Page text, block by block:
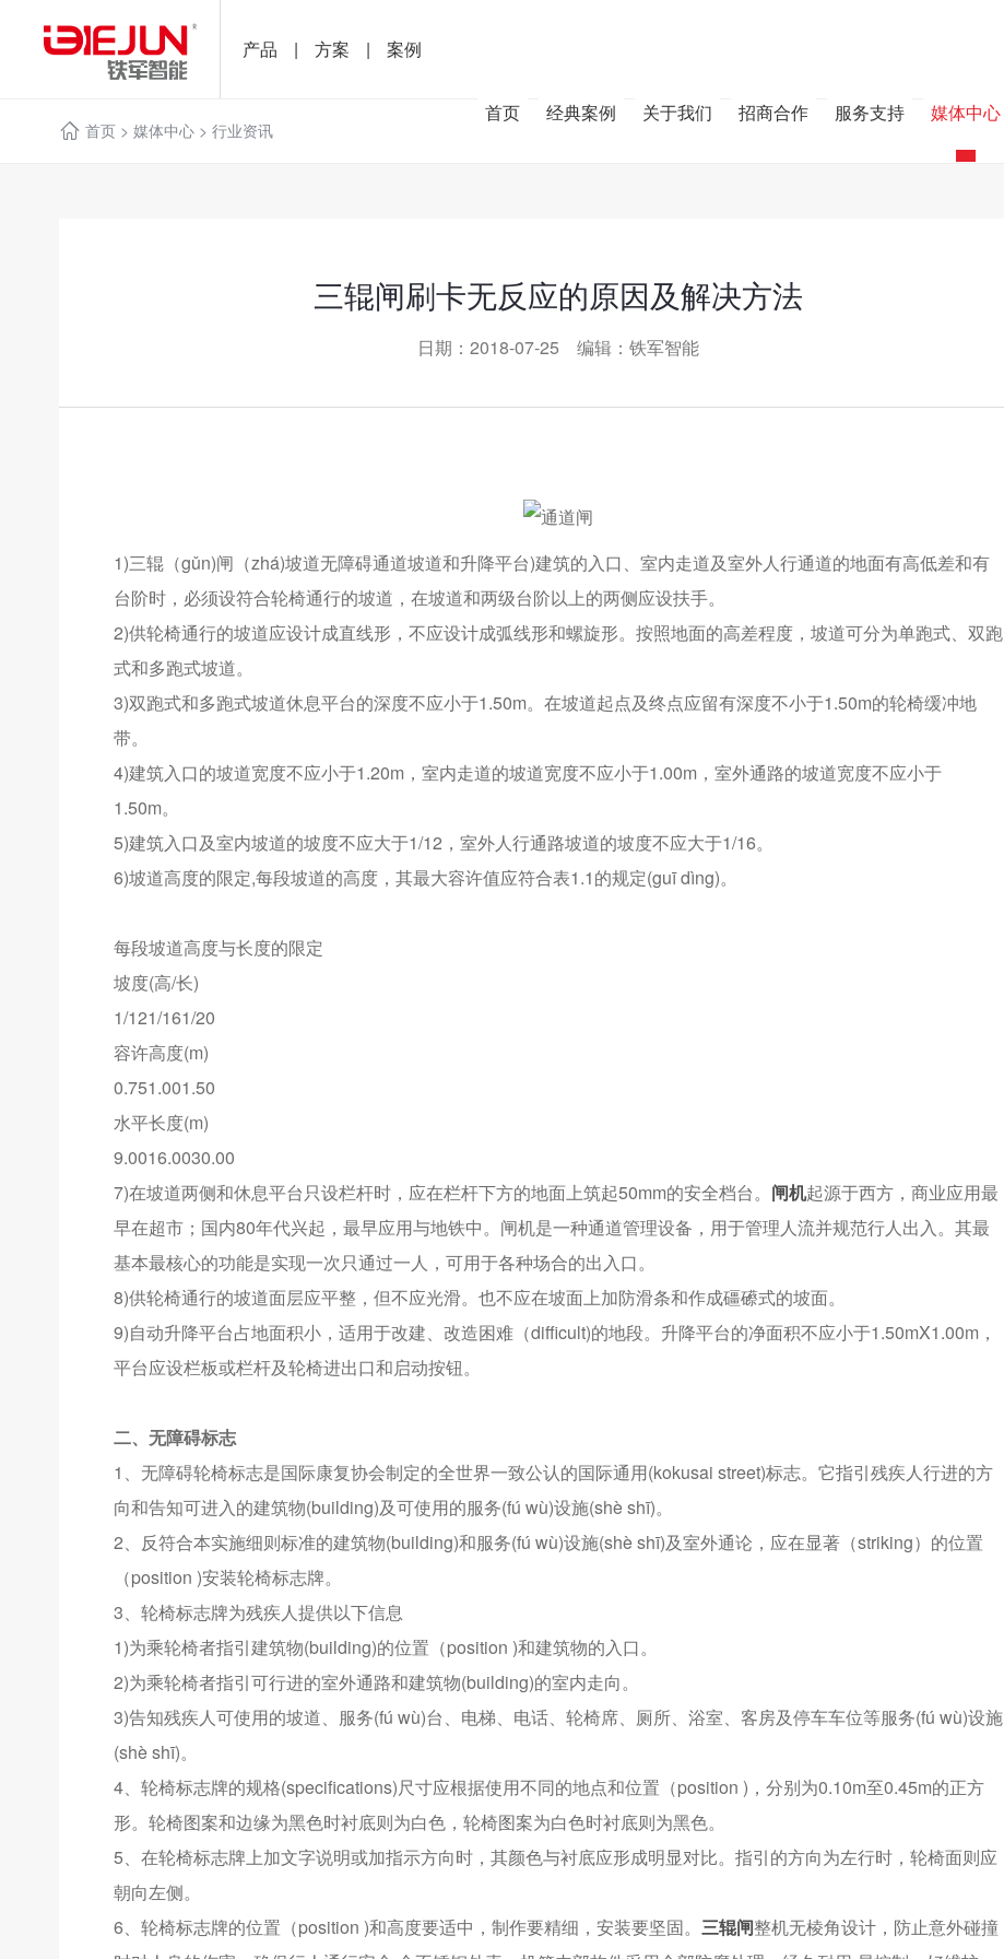
产品 | 方案 | 案例
首页 经典案例 关于我们 招商合作 服务支持 媒体中心
首页> 媒体中心> 行业资讯
三辊闸刷卡无反应的原因及解决方法
日期：2018-07-25 编辑：铁军智能
1)三辊（gǔn)闸（zhá)坡道无障碍通道坡道和升降平台)建筑的入口、室内走道及室外人行通道的地面有高低差和有
台阶时，必须设符合轮椅通行的坡道，在坡道和两级台阶以上的两侧应设扶手。
2)供轮椅通行的坡道应设计成直线形，不应设计成弧线形和螺旋形。按照地面的高差程度，坡道可分为单跑式、双跑
式和多跑式坡道。
3)双跑式和多跑式坡道休息平台的深度不应小于1.50m。在坡道起点及终点应留有深度不小于1.50m的轮椅缓冲地
带。
4)建筑入口的坡道宽度不应小于1.20m，室内走道的坡道宽度不应小于1.00m，室外通路的坡道宽度不应小于
1.50m。
5)建筑入口及室内坡道的坡度不应大于1/12，室外人行通路坡道的坡度不应大于1/16。
6)坡道高度的限定,每段坡道的高度，其最大容许值应符合表1.1的规定(guī dìng)。
每段坡道高度与长度的限定
坡度(高/长)
1/121/161/20
容许高度(m)
0.751.001.50
水平长度(m)
9.0016.0030.00
7)在坡道两侧和休息平台只设栏杆时，应在栏杆下方的地面上筑起50mm的安全档台。 闸机起源于西方，商业应用最
早在超市；国内80年代兴起，最早应用与地铁中。闸机是一种通道管理设备，用于管理人流并规范行人出入。其最
基本最核心的功能是实现一次只通过一人，可用于各种场合的出入口。
8)供轮椅通行的坡道面层应平整，但不应光滑。也不应在坡面上加防滑条和作成礓礤式的坡面。
9)自动升降平台占地面积小，适用于改建、改造困难（difficult)的地段。升降平台的净面积不应小于1.50mX1.00m，
平台应设栏板或栏杆及轮椅进出口和启动按钮。
二、无障碍标志
1、无障碍轮椅标志是国际康复协会制定的全世界一致公认的国际通用(kokusai street)标志。它指引残疾人行进的方
向和告知可进入的建筑物(building)及可使用的服务(fú wù)设施(shè shī)。
2、反符合本实施细则标准的建筑物(building)和服务(fú wù)设施(shè shī)及室外通论，应在显著（striking）的位置
（position )安装轮椅标志牌。
3、轮椅标志牌为残疾人提供以下信息
1)为乘轮椅者指引建筑物(building)的位置（position )和建筑物的入口。
2)为乘轮椅者指引可行进的室外通路和建筑物(building)的室内走向。
3)告知残疾人可使用的坡道、服务(fú wù)台、电梯、电话、轮椅席、厕所、浴室、客房及停车车位等服务(fú wù)设施
(shè shī)。
4、轮椅标志牌的规格(specifications)尺寸应根据使用不同的地点和位置（position )，分别为0.10m至0.45m的正方
形。轮椅图案和边缘为黑色时衬底则为白色，轮椅图案为白色时衬底则为黑色。
5、在轮椅标志牌上加文字说明或加指示方向时，其颜色与衬底应形成明显对比。指引的方向为左行时，轮椅面则应
朝向左侧。
6、轮椅标志牌的位置（position )和高度要适中，制作要精细，安装要坚固。 三辊闸整机无棱角设计，防止意外碰撞